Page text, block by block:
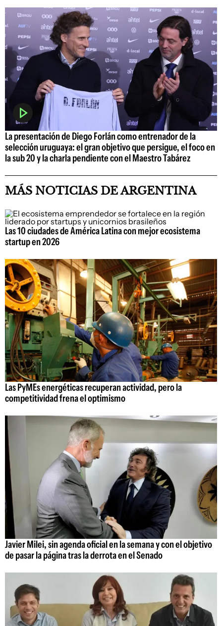
La presentación de Diego Forlán como entrenador de la
selección uruguaya: el gran objetivo que persigue, el foco en
la sub 20 y la charla pendiente con el Maestro Tabárez
MÁS NOTICIAS DE ARGENTINA
Las 10 ciudades de América Latina con mejor ecosistema
startup en 2026
Las PyMEs energéticas recuperan actividad, pero la
competitividad frena el optimismo
Javier Milei, sin agenda oficial en la semana y con el objetivo
de pasar la página tras la derrota en el Senado